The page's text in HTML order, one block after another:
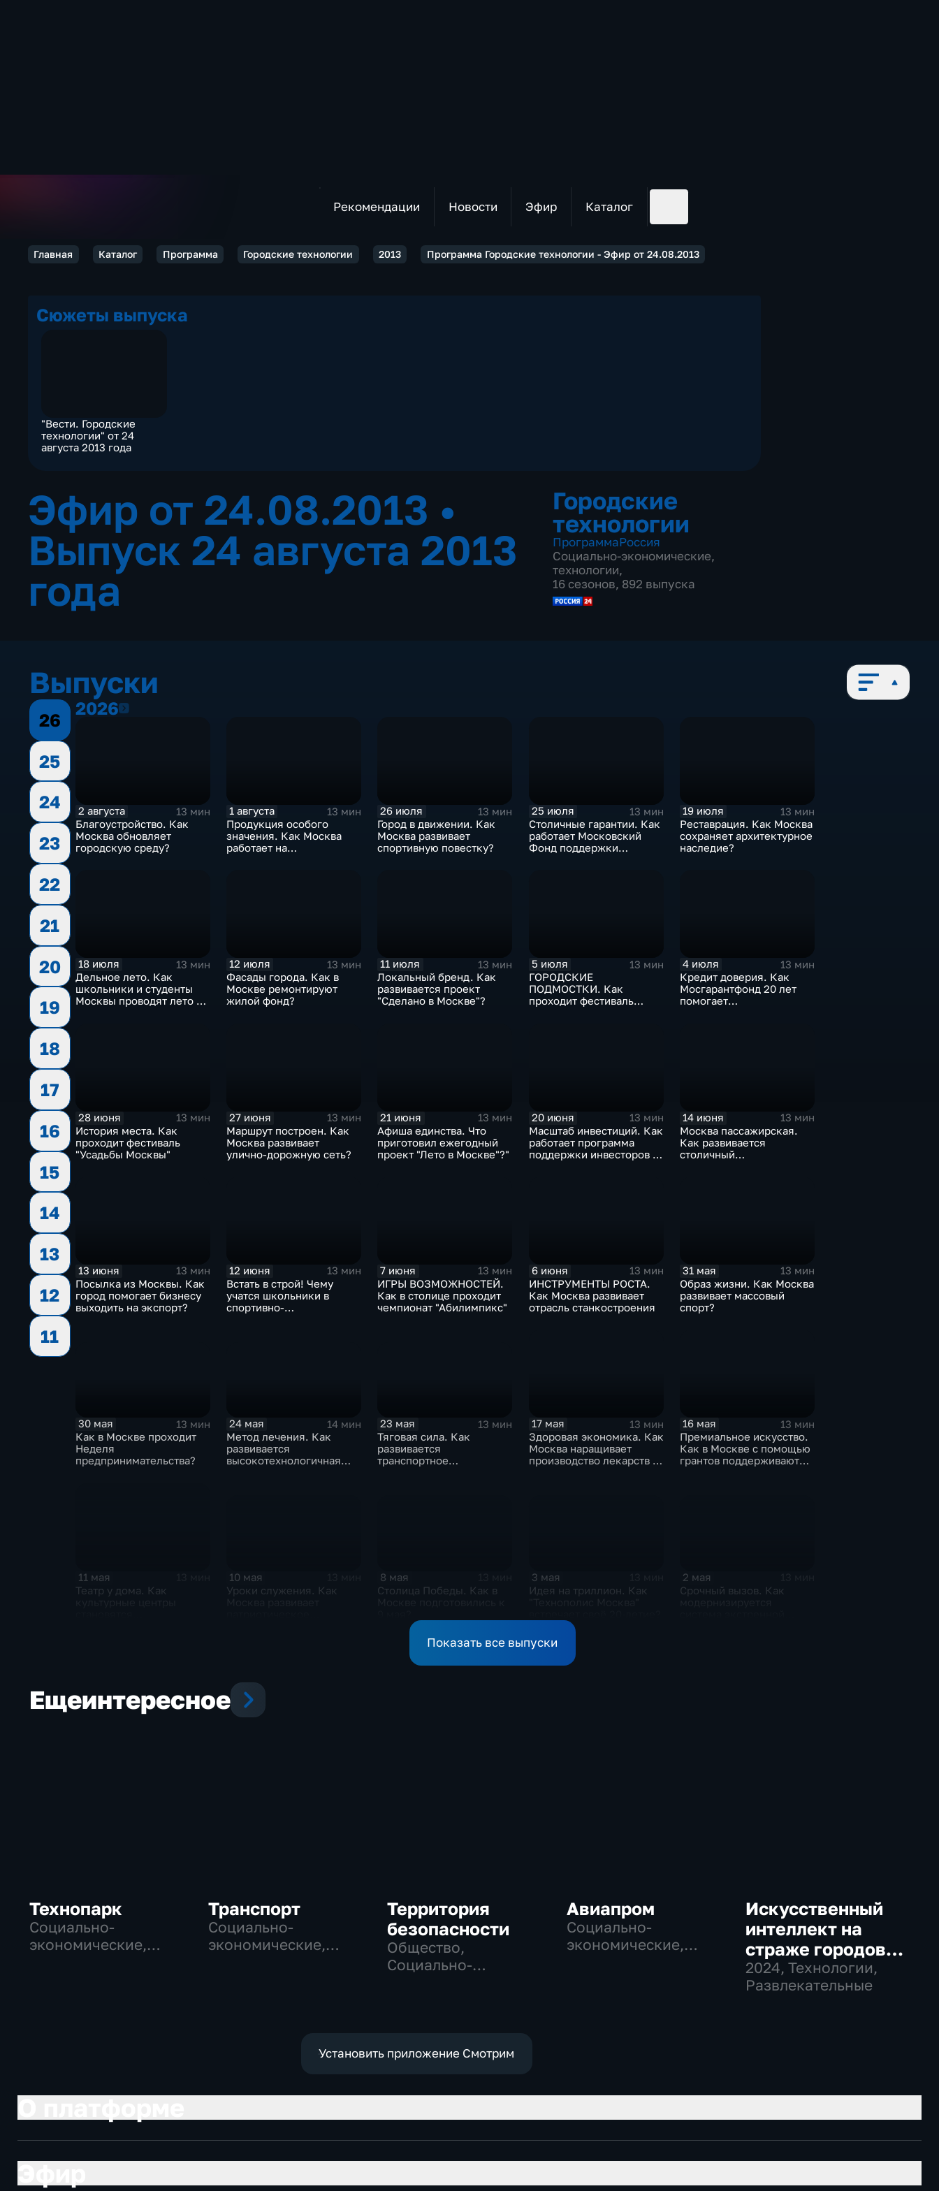
Рекомендации Новости Эфир Каталог
Главная Каталог Программа Городские технологии 2013 Программа Городские технологии - Эфир от 24.08.2013
Сюжеты выпуска
"Вести. Городские
технологии" от 24
августа 2013 года
Эфир от 24.08.2013 •
Выпуск 24 августа 2013
года
Городские
технологии
ПрограммаРоссия
Социально-экономические,
технологии,
16 сезонов, 892 выпуска
Выпуски
26
25
24
23
22
21
20
19
18
17
16
15
14
13
12
11
20262026
2 августа
13 мин
Благоустройство. Как
Москва обновляет
городскую среду?
1 августа
13 мин
Продукция особого
значения. Как Москва
работает на
26 июля
13 мин
Город в движении. Как
Москва развивает
спортивную повестку?
25 июля
13 мин
Столичные гарантии. Как
работает Московский
Фонд поддержки
19 июля
13 мин
Реставрация. Как Москва
сохраняет архитектурное
наследие?
18 июля
13 мин
Дельное лето. Как
школьники и студенты
Москвы проводят лето с
12 июля
13 мин
Фасады города. Как в
Москве ремонтируют
жилой фонд?
11 июля
13 мин
Локальный бренд. Как
развивается проект
"Сделано в Москве"?
5 июля
13 мин
ГОРОДСКИЕ
ПОДМОСТКИ. Как
проходит фестиваль
4 июля
13 мин
Кредит доверия. Как
Мосгарантфонд 20 лет
помогает
28 июня
13 мин
История места. Как
проходит фестиваль
"Усадьбы Москвы"
27 июня
13 мин
Маршрут построен. Как
Москва развивает
улично-дорожную сеть?
21 июня
13 мин
Афиша единства. Что
приготовил ежегодный
проект "Лето в Москве"?"
20 июня
13 мин
Масштаб инвестиций. Как
работает программа
поддержки инвесторов в
14 июня
13 мин
Москва пассажирская.
Как развивается
столичный
13 июня
13 мин
Посылка из Москвы. Как
город помогает бизнесу
выходить на экспорт?
12 июня
13 мин
Встать в строй! Чему
учатся школьники в
спортивно-
7 июня
13 мин
ИГРЫ ВОЗМОЖНОСТЕЙ.
Как в столице проходит
чемпионат "Абилимпикс"
6 июня
13 мин
ИНСТРУМЕНТЫ РОСТА.
Как Москва развивает
отрасль станкостроения
31 мая
13 мин
Образ жизни. Как Москва
развивает массовый
спорт?
30 мая
13 мин
Как в Москве проходит
Неделя
предпринимательства?
24 мая
14 мин
Метод лечения. Как
развивается
высокотехнологичная
23 мая
13 мин
Тяговая сила. Как
развивается
транспортное
17 мая
13 мин
Здоровая экономика. Как
Москва наращивает
производство лекарств и
16 мая
13 мин
Премиальное искусство.
Как в Москве с помощью
грантов поддерживают
11 мая
Театр у дома. Как
10 мая
Уроки служения. Как
8 мая
Столица Победы. Как в
3 мая
Идея на триллион. Как
2 мая
Срочный вызов. Как
Показать все выпуски
Ещеинтересное
Технопарк
Социально-
экономические,
Транспорт
Социально-
экономические,
Территория
безопасности
Общество,
Социально-
Авиапром
Социально-
экономические,
Искусственный
интеллект на
страже городов
будущего
2024, Технологии,
Развлекательные
Установить приложение Смотрим